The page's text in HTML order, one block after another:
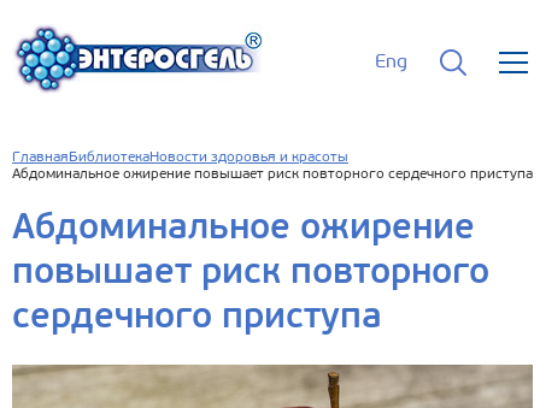
Eng
Главная БиблиотекаНовости здоровья и красоты
Абдоминальное ожирение повышает риск повторного сердечного приступа
Абдоминальное ожирение
повышает риск повторного
сердечного приступа